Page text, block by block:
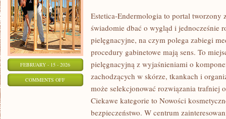
FEBRUARY - 15 - 2026
COMMENTS OFFON
KOSMETYCZNE
Estetica-Endermologia to portal tworzony
świadomie dbać o wygląd i jednocześnie
pielęgnacyjne, na czym polega zabiegi
procedury gabinetowe mają sens. To
pielęgnacyjną z wyjaśnieniami o
zachodzących w skórze, tkankach i
może selekcjonować rozwiązania trafniej
Ciekawe kategorie to Nowości
bezpieczeństwo. W centrum